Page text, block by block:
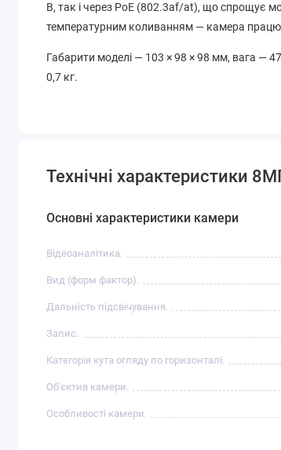
В, так і через PoE (802.3af/at), що спрощує
температурним коливанням — камера працює
Габарити моделі — 103 × 98 × 98 мм, вага —
0,7 кг.
Технічні характеристики
Основні характеристики камери
Відеоаналітика.
Вид (форм фактор).
Дальність підсвічування.
Запис.
Категорія кута огляду по горизонталі.
Об'єктив камери.
Особливості камери.